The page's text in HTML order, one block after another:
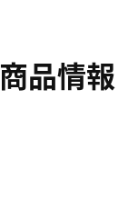
商品情報